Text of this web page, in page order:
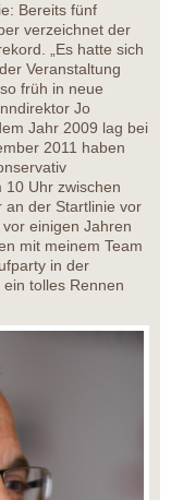
Bereits fünf
verzeichnet der
„Es hatte sich
Veranstaltung
früh in neue
Jo
Jahr 2009 lag bei
2011 haben
Uhr zwischen
an der Startlinie vor
einigen Jahren
mit meinem Team
in der
tolles Rennen